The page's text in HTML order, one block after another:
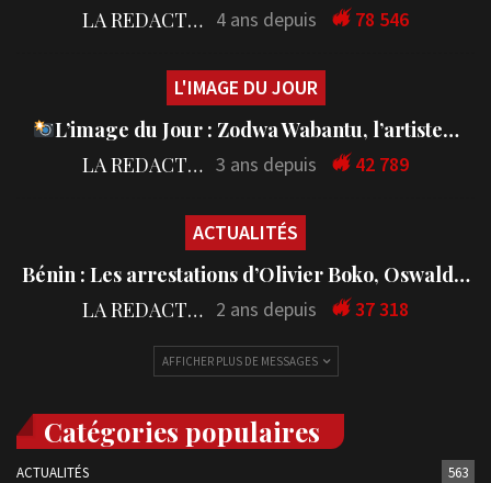
LA REDACTION 4 ans depuis 78 546
L'IMAGE DU JOUR
L’image du Jour : Zodwa Wabantu, l’artiste…
LA REDACTION 3 ans depuis 42 789
ACTUALITÉS
Bénin : Les arrestations d’Olivier Boko, Oswald…
LA REDACTION 2 ans depuis 37 318
AFFICHER PLUS DE MESSAGES
Catégories populaires
ACTUALITÉS 563